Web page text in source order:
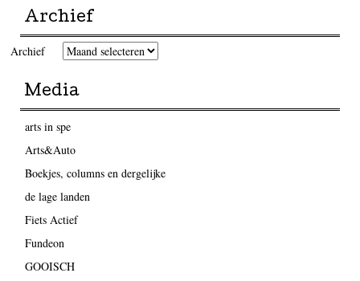
Archief
Archief
Media
arts in spe
Arts&Auto
Boekjes, columns en dergelijke
de lage landen
Fiets Actief
Fundeon
GOOISCH